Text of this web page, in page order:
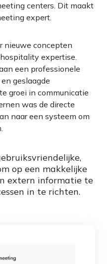
centers. Dit maakt
expert.
nieuwe concepten
expertise.
een professionele
geslaagde
groei in communicatie
was de directe
naar een systeem om
op een makkelijke
extern informatie te
in te richten.